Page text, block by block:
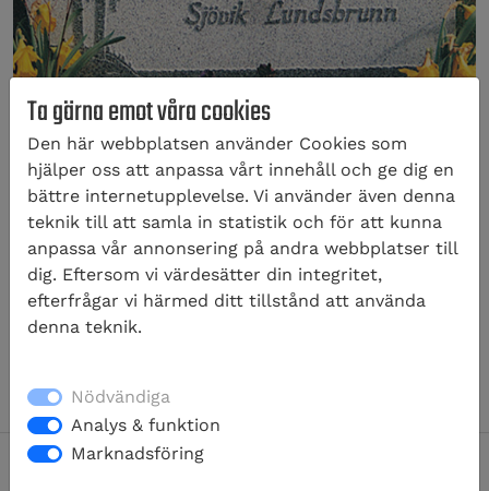
GS25
Prisklass 4
80×60 cm, 21.100:-
90×65 cm, 23.550:-
95×65 cm, 24.300:-
Ta gärna emot våra cookies
Den här webbplatsen använder Cookies som
hjälper oss att anpassa vårt innehåll och ge dig en
bättre internetupplevelse. Vi använder även denna
teknik till att samla in statistik och för att kunna
anpassa vår annonsering på andra webbplatser till
dig. Eftersom vi värdesätter din integritet,
efterfrågar vi härmed ditt tillstånd att använda
denna teknik.
Nödvändiga
Analys & funktion
Marknadsföring